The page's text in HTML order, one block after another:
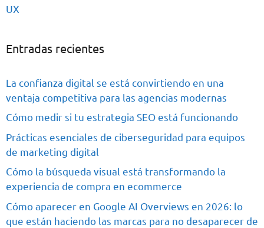
UX
Entradas recientes
La confianza digital se está convirtiendo en una
ventaja competitiva para las agencias modernas
Cómo medir si tu estrategia SEO está funcionando
Prácticas esenciales de ciberseguridad para equipos
de marketing digital
Cómo la búsqueda visual está transformando la
experiencia de compra en ecommerce
Cómo aparecer en Google AI Overviews en 2026: lo
que están haciendo las marcas para no desaparecer de